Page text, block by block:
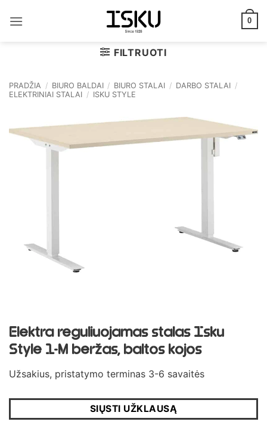
0
FILTRUOTI
PRADŽIA / BIURO BALDAI / BIURO STALAI / DARBO STALAI /
ELEKTRINIAI STALAI / ISKU STYLE
Elektra reguliuojamas stalas Isku
Style 1-M beržas, baltos kojos
Užsakius, pristatymo terminas 3-6 savaitės
SIŲSTI UŽKLAUSĄ